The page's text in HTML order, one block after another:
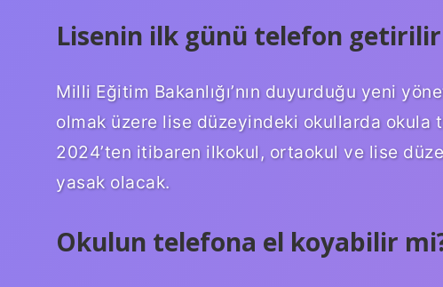
Lisenin ilk günü telefon
Milli Eğitim Bakanlığı’nın duyurduğu yeni
olmak üzere lise düzeyindeki okullarda okula
2024’ten itibaren ilkokul, ortaokul ve lise
yasak olacak.
Okulun telefona el koyabilir